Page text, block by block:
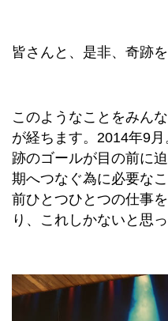
皆さんと、是非、奇跡
このようなことをみん
が経ちます。2014年9
跡のゴールが目の前に
期へつなぐ為に必要な
前ひとつひとつの仕事
り、これしかないと思っ